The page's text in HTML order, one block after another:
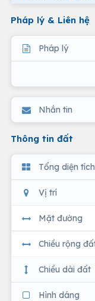
Pháp lý & Liên hệ
Pháp lý
Nhắn tin
Thông tin đất
Tổng diện tích
Vị trí
Mặt đường
Chiều rộng
Chiều dài đất
Hình dáng